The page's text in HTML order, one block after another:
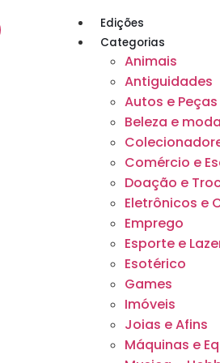
Edições
Categorias
Animais
Antiguidades
Autos e Peças
Beleza e moda
Comércio e
Doação e
Eletrônicos e
Emprego
Esporte e
Esotérico
Games
Imóveis
Joias e Afins
Máquinas e